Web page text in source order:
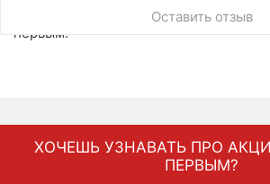
Оставить отзыв
У этого товара нет ни одного отзыва.
первым.
ХОЧЕШЬ УЗНАВАТЬ ПРО
ПЕРВЫМ?